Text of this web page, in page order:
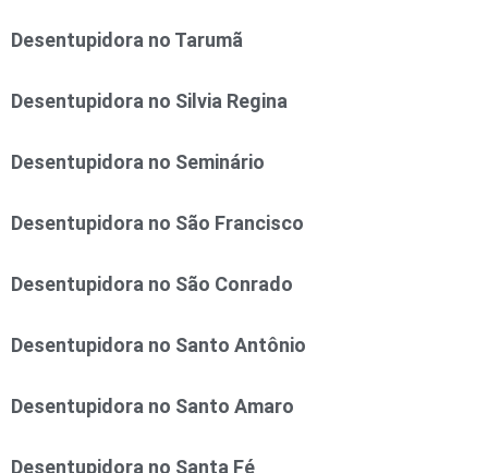
Desentupidora no Tarumã
Desentupidora no Silvia Regina
Desentupidora no Seminário
Desentupidora no São Francisco
Desentupidora no São Conrado
Desentupidora no Santo Antônio
Desentupidora no Santo Amaro
Desentupidora no Santa Fé